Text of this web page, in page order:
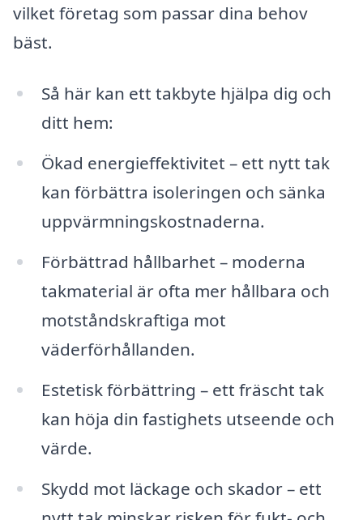
vilket företag som passar dina behov
bäst.
Så här kan ett takbyte hjälpa dig och
ditt hem:
Ökad energieffektivitet – ett nytt tak
kan förbättra isoleringen och sänka
uppvärmningskostnaderna.
Förbättrad hållbarhet – moderna
takmaterial är ofta mer hållbara och
motståndskraftiga mot
väderförhållanden.
Estetisk förbättring – ett fräscht tak
kan höja din fastighets utseende och
värde.
Skydd mot läckage och skador – ett